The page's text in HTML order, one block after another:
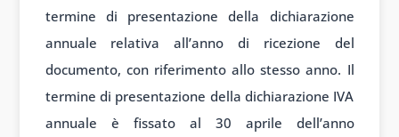
termine di presentazione della dichiarazione
annuale relativa all’anno di ricezione del
documento, con riferimento allo stesso anno. Il
termine di presentazione della dichiarazione IVA
annuale è fissato al 30 aprile dell’anno